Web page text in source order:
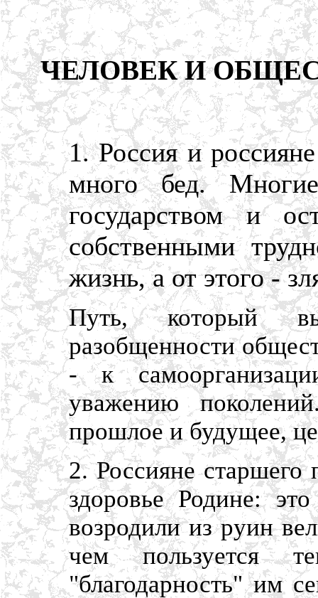
ЧЕЛОВЕК И
1. Россия и
много бед.
государством и
собственными
жизнь, а от этого -
Путь, который
разобщенности
- к
уважению
прошлое и будущее,
2. Россияне старшего
здоровье Родине:
возродили из руин
чем пользуется
"благодарность" им